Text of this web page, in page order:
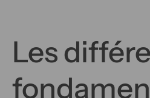
Les